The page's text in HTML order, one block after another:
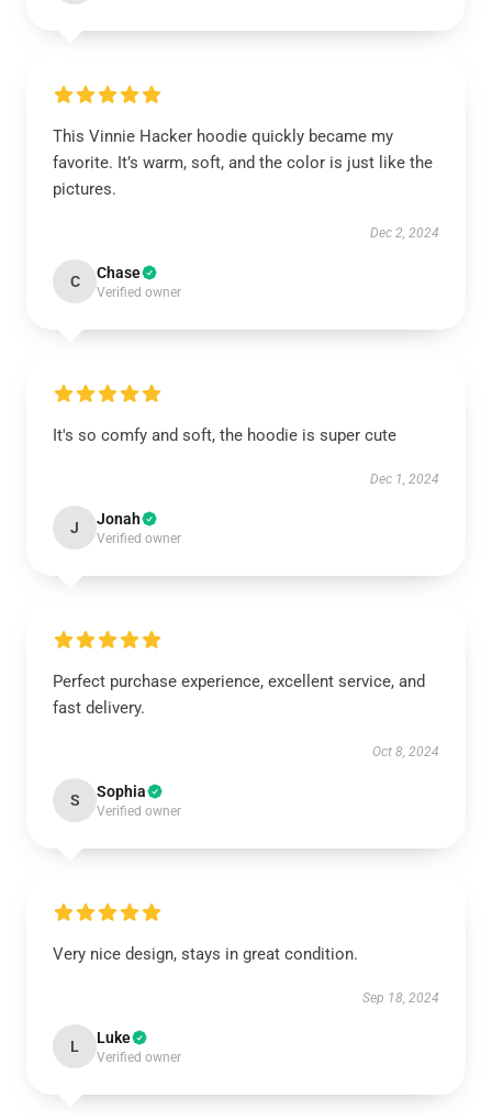
This Vinnie Hacker hoodie quickly became my
favorite. It’s warm, soft, and the color is just like the
pictures.
Dec 2, 2024
C Chase
Verified owner
It's so comfy and soft, the hoodie is super cute
Dec 1, 2024
J Jonah
Verified owner
Perfect purchase experience, excellent service, and
fast delivery.
Oct 8, 2024
S Sophia
Verified owner
Very nice design, stays in great condition.
Sep 18, 2024
L Luke
Verified owner